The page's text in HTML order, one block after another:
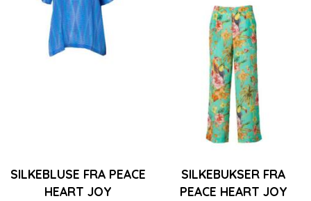
SILKEBLUSE FRA PEACE
HEART JOY
SILKEBUKSER FRA
PEACE HEART JOY